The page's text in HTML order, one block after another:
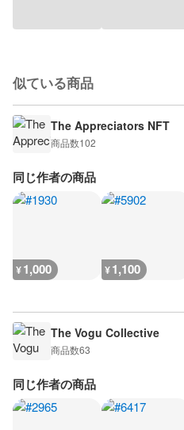
似ている商品
The Appreciators NFT
商品数102
同じ作者の商品
¥1,000 ¥1,100
The Vogu Collective
商品数63
同じ作者の商品